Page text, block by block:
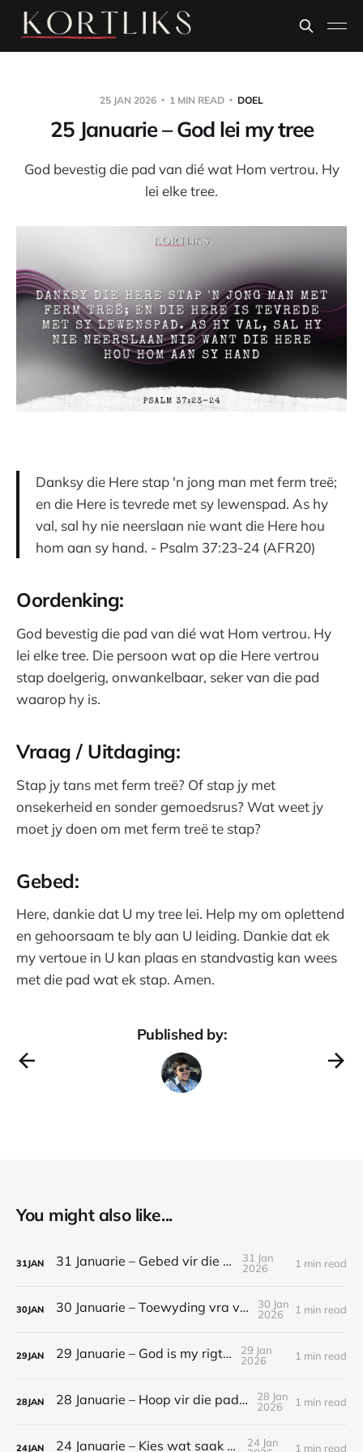
25 JAN 2026 1 MIN READ DOEL
25 Januarie – God lei my tree
God bevestig die pad van dié wat Hom vertrou. Hy
lei elke tree.
Danksy die Here stap 'n jong man met ferm treë;
en die Here is tevrede met sy lewenspad. As hy
val, sal hy nie neerslaan nie want die Here hou
hom aan sy hand. - Psalm 37:23-24 (AFR20)
Oordenking:
God bevestig die pad van dié wat Hom vertrou. Hy
lei elke tree. Die persoon wat op die Here vertrou
stap doelgerig, onwankelbaar, seker van die pad
waarop hy is.
Vraag / Uitdaging:
Stap jy tans met ferm treë? Of stap jy met
onsekerheid en sonder gemoedsrus? Wat weet jy
moet jy doen om met ferm treë te stap?
Gebed:
Here, dankie dat U my tree lei. Help my om oplettend
en gehoorsaam te bly aan U leiding. Dankie dat ek
my vertoue in U kan plaas en standvastig kan wees
met die pad wat ek stap. Amen.
Published by:
You might also like...
31JAN 31 Januarie – Gebed vir die jaar
31 Jan
2026
1 min read
30JAN 30 Januarie – Toewyding vra volharding
30 Jan
2026
1 min read
29JAN 29 Januarie – God is my rigting
29 Jan
2026
1 min read
28JAN 28 Januarie – Hoop vir die pad vorentoe
28 Jan
2026
1 min read
24JAN 24 Januarie – Kies wat saak maak
24 Jan
1 min read